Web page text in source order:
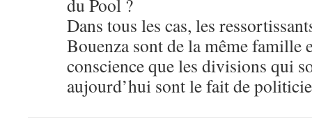
du Pool ?
Dans tous les cas, les
Bouenza sont de la même famille
conscience que les divisions qui
aujourd’hui sont le fait de